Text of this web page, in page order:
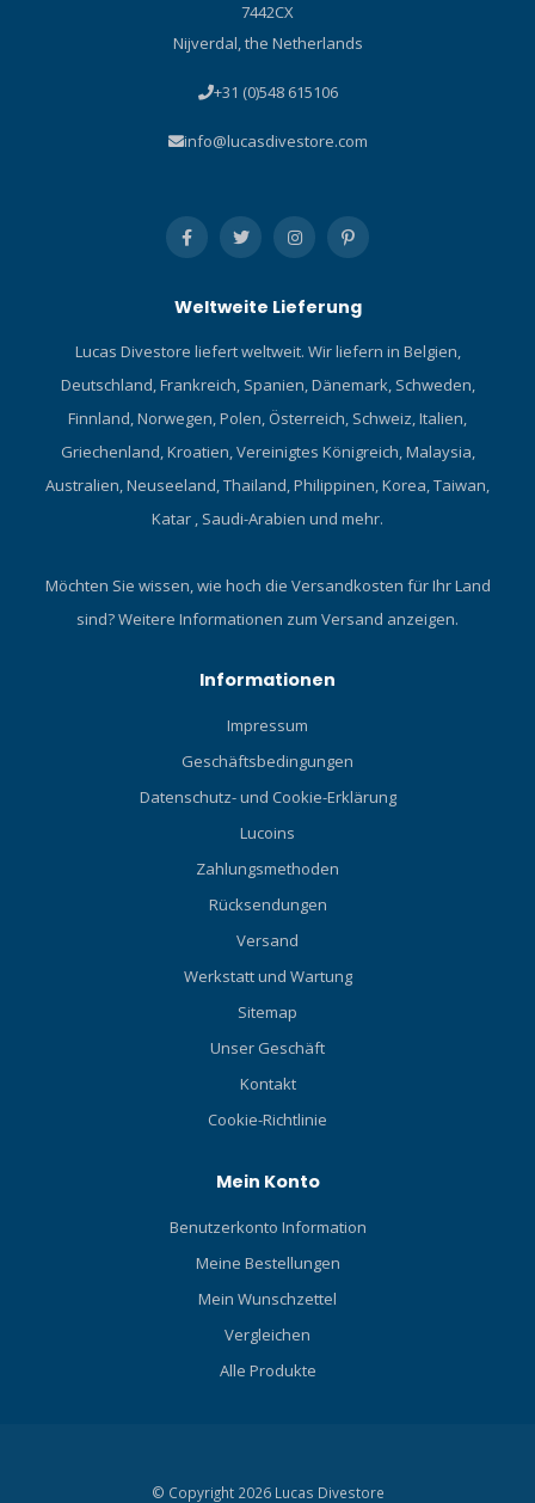
7442CX
Nijverdal, the Netherlands
+31 (0)548 615106
info@lucasdivestore.com
Weltweite Lieferung
Lucas Divestore liefert weltweit. Wir liefern in Belgien,
Deutschland, Frankreich, Spanien, Dänemark, Schweden,
Finnland, Norwegen, Polen, Österreich, Schweiz, Italien,
Griechenland, Kroatien, Vereinigtes Königreich, Malaysia,
Australien, Neuseeland, Thailand, Philippinen, Korea, Taiwan,
Katar , Saudi-Arabien und mehr.
Möchten Sie wissen, wie hoch die Versandkosten für Ihr Land
sind?Weitere Informationen zum Versand anzeigen.
Informationen
Impressum
Geschäftsbedingungen
Datenschutz- und Cookie-Erklärung
Lucoins
Zahlungsmethoden
Rücksendungen
Versand
Werkstatt und Wartung
Sitemap
Unser Geschäft
Kontakt
Cookie-Richtlinie
Mein Konto
Benutzerkonto Information
Meine Bestellungen
Mein Wunschzettel
Vergleichen
Alle Produkte
© Copyright 2026 Lucas Divestore